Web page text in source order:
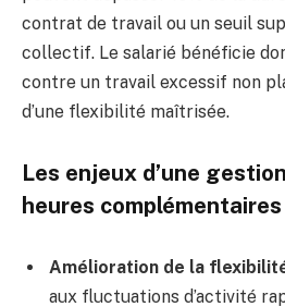
contrat de travail ou un seuil
collectif. Le salarié bénéficie
contre un travail excessif non
d’une flexibilité maîtrisée.
Les enjeux d’une
heures complémentaires
Amélioration de la
aux fluctuations d’activité